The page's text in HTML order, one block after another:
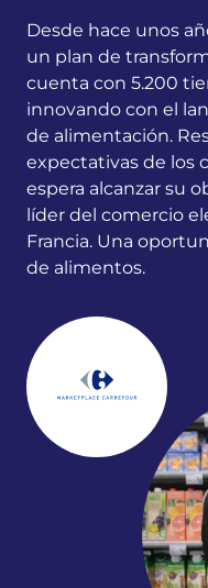
Desde hace unos
un plan de
cuenta con 5.200
innovando con el
de alimentación.
expectativas de los
espera alcanzar su
líder del comercio
Francia. Una
de alimentos.